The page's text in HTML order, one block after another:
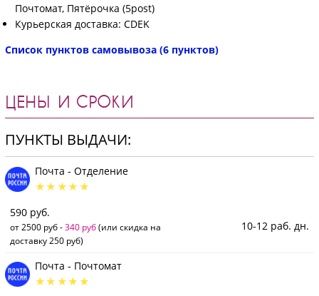
Почтомат, Пятёрочка (5post)
Курьерская доставка: CDEK
Список пунктов самовывоза (6 пунктов)
ЦЕНЫ И СРОКИ
ПУНКТЫ ВЫДАЧИ:
Почта - Отделение
590 руб.
от 2500 руб -340 руб(или скидка на
доставку 250 руб)
10-12 раб. дн.
Почта - Почтомат